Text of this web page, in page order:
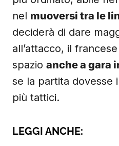
nel muoversi tra le
deciderà di dare
all’attacco, il
spazio anche a gara
se la partita dovesse
più tattici.
LEGGI ANCHE: